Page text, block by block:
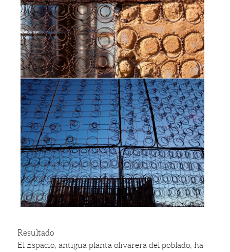
Resultado
El Espacio, antigua planta olivarera del poblado, ha